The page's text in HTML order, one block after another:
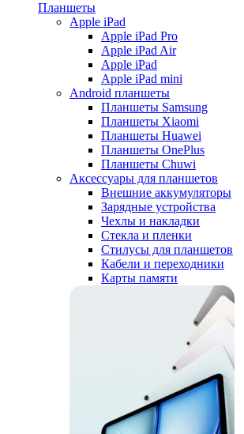
Планшеты
Apple iPad
Apple iPad Pro
Apple iPad Air
Apple iPad
Apple iPad mini
Android планшеты
Планшеты Samsung
Планшеты Xiaomi
Планшеты Huawei
Планшеты OnePlus
Планшеты Chuwi
Аксессуары для планшетов
Внешние аккумуляторы
Зарядные устройства
Чехлы и накладки
Стекла и пленки
Стилусы для планшетов
Кабели и переходники
Карты памяти